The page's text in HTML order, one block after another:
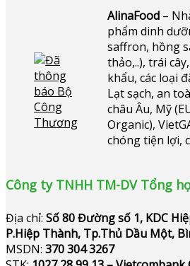
AlinaFood–
phẩm dinh
saffron, hồng
thảo,..), trái
khẩu, các loại
Lạt sạch, an
châu Âu, Mỹ
Organic),
chóng tiện lợi,
Công ty TNHH TM-DV Tổng
Địa chỉ: Số 80 Đường số 1, KDC
P.Hiệp Thành, Tp.Thủ Dầu Một,
MSDN: 370 304 3267